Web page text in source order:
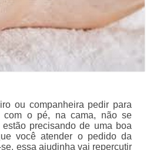
ou companheira pedir para
com o pé, na cama, não se
precisando de uma boa
você atender o pedido da
essa ajudinha vai repercutir